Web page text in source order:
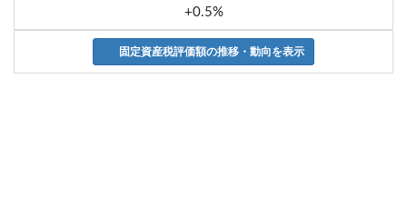
+0.5%
固定資産税評価額の推移・動向を表示